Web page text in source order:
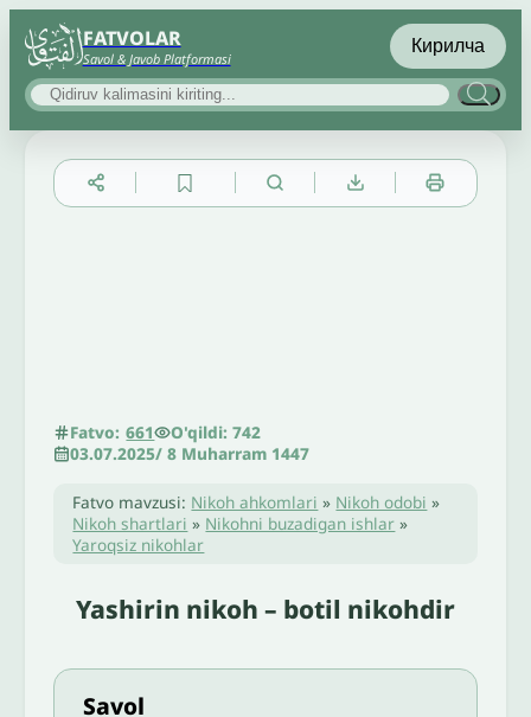
FATVOLAR
Savol & Javob Platformasi
Кирилча
Fatvo: 661
O'qildi: 742
03.07.2025/8 Muharram 1447
Fatvo mavzusi: Nikoh ahkomlari » Nikoh odobi »
Nikoh shartlari » Nikohni buzadigan ishlar »
Yaroqsiz nikohlar
Yashirin nikoh – botil nikohdir
Savol